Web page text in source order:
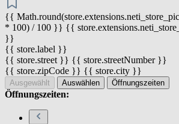
{{
* 100) / 100 }} {{
}}
{{ store.label }}
{{ store.street }} {{ store.streetNumber }}
{{ store.zipCode }} {{ store.city }}
Ausgewählt Auswählen Öffnungszeiten
Öffnungszeiten: